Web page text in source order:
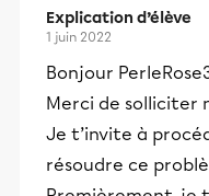
Explication d’élève
1 juin 2022
Bonjour
Merci de solliciter
Je t’invite à
résoudre ce